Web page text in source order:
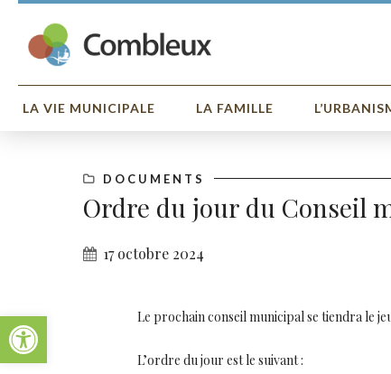
Ouvrir la barre d’outils
LA VIE MUNICIPALE LA FAMILLE
DOCUMENTS
Ordre du jour du Conseil
17 octobre 2024
Le prochain conseil municipal se tiendra le
L’ordre du jour est le suivant :